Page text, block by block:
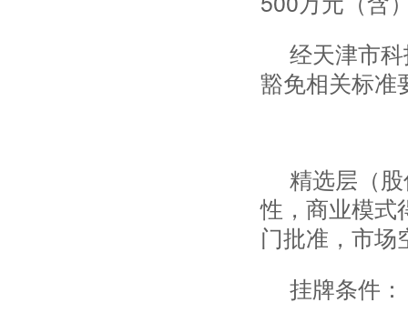
经天津市
豁免相关标准
精选层（
性，商业模式
门批准，市场
挂牌条件：